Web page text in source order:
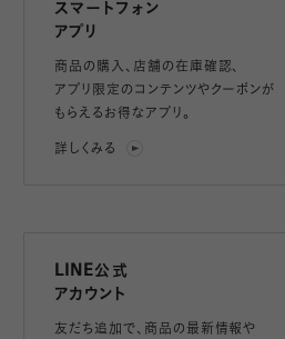
スマートフォン
アプリ
商品の購入、店舗の在庫確認、
アプリ限定のコンテンツやクーポンが
もらえるお得なアプリ。
詳しくみる
LINE公式
アカウント
友だち追加で、 商品の最新情報や